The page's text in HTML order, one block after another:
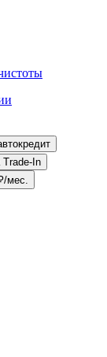
автокредит
на Trade-In
мес.